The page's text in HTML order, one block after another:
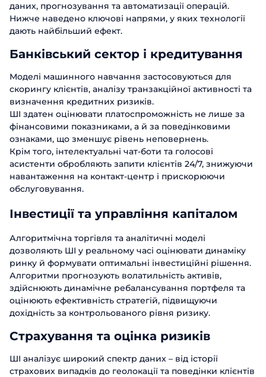
даних, прогнозування та автоматизації операцій.
Нижче наведено ключові напрями, у яких технології
дають найбільший ефект.
Банківський сектор і кредитування
Моделі машинного навчання застосовуються для
скорингу клієнтів, аналізу транзакційної активності та
визначення кредитних ризиків.
ШІ здатен оцінювати платоспроможність не лише за
фінансовими показниками, а й за поведінковими
ознаками, що зменшує рівень неповернень.
Крім того, інтелектуальні чат-боти та голосові
асистенти обробляють запити клієнтів 24/7, знижуючи
навантаження на контакт-центр і прискорюючи
обслуговування.
Інвестиції та управління капіталом
Алгоритмічна торгівля та аналітичні моделі
дозволяють ШІ у реальному часі оцінювати динаміку
ринку й формувати оптимальні інвестиційні рішення.
Алгоритми прогнозують волатильність активів,
здійснюють динамічне ребалансування портфеля та
оцінюють ефективність стратегій, підвищуючи
дохідність за контрольованого рівня ризику.
Страхування та оцінка ризиків
ШІ аналізує широкий спектр даних – від історії
страхових випадків до геолокації та поведінки клієнтів